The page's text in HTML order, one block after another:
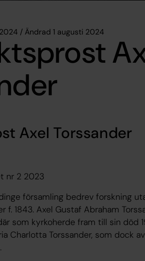
/ Ändrad 1 augusti 2024
Axel Torssander
nr 2 2023
församling bedrev forskning
f. 1843. Axel Gustaf Abraham
som kyrkoherde fram till sin död
Charlotta Torssander, som dock